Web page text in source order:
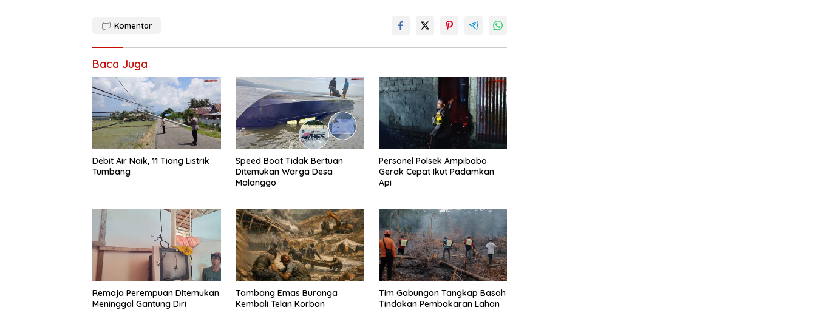
Komentar
Baca Juga
Debit Air Naik, 11 Tiang Listrik
Tumbang
Speed Boat Tidak Bertuan
Ditemukan Warga Desa
Malanggo
Personel Polsek Ampibabo
Gerak Cepat Ikut Padamkan
Api
Remaja Perempuan Ditemukan
Meninggal Gantung Diri
Tambang Emas Buranga
Kembali Telan Korban
Tim Gabungan Tangkap Basah
Tindakan Pembakaran Lahan